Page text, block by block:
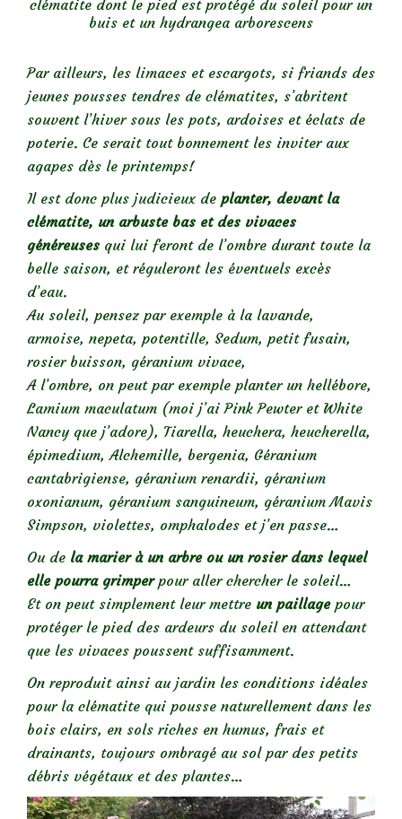
clématite dont le pied est protégé du soleil pour un
buis et un hydrangea arborescens
Par ailleurs, les limaces et escargots, si friands des
jeunes pousses tendres de clématites, s’abritent
souvent l’hiver sous les pots, ardoises et éclats de
poterie. Ce serait tout bonnement les inviter aux
agapes dès le printemps!
Il est donc plus judicieux de planter, devant la
clématite, un arbuste bas et des vivaces
généreuses qui lui feront de l’ombre durant toute la
belle saison, et réguleront les éventuels excès
d’eau.
Au soleil, pensez par exemple à la lavande,
armoise, nepeta, potentille, Sedum, petit fusain,
rosier buisson, géranium vivace,
A l’ombre, on peut par exemple planter un hellébore,
Lamium maculatum (moi j’ai Pink Pewter et White
Nancy que j’adore), Tiarella, heuchera, heucherella,
épimedium, Alchemille, bergenia, Géranium
cantabrigiense, géranium renardii, géranium
oxonianum, géranium sanguineum, géranium Mavis
Simpson, violettes, omphalodes et j’en passe…
Ou de la marier à un arbre ou un rosier dans lequel
elle pourra grimperpour aller chercher le soleil…
Et on peut simplement leur mettre un paillagepour
protéger le pied des ardeurs du soleil en attendant
que les vivaces poussent suffisamment.
On reproduit ainsi au jardin les conditions idéales
pour la clématite qui pousse naturellement dans les
bois clairs, en sols riches en humus, frais et
drainants, toujours ombragé au sol par des petits
débris végétaux et des plantes…